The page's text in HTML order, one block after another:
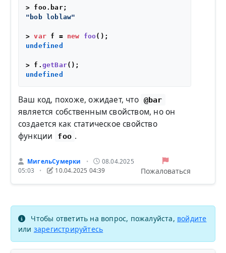
> foo. bar
"bob loblaw"
> var f = new foo
undefined
> f. getBar
undefined
Ваш код, похоже, ожидает, что @bar
является собственным свойством, но он
создается как статическое свойство
функции
foo .
МигельСумерки •
08.04.2025
05:03
• 10.04.2025 04:39 Пожаловаться
Чтобы ответить на вопрос, пожалуйста, войдите
или зарегистрируйтесь